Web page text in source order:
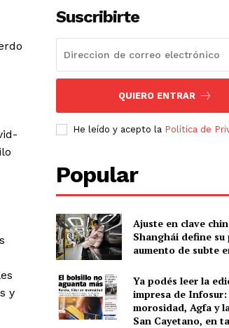
y
Suscribirte
QUIERO ENTRAR
He leído y acepto la Política de
Popular
Ajuste en clave
Shanghái define su
aumento de subte
Ya podés leer la
impresa de Infosur:
morosidad, Agfa y
San Cayetano, en